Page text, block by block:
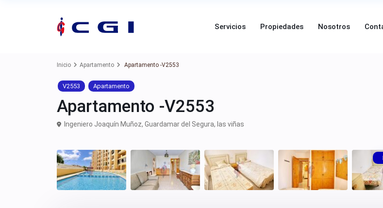
Servicios Propiedades Nosotros
Inicio Apartamento Apartamento -V2553
V2553 Apartamento
Apartamento -V2553
Ingeniero Joaquín Muñoz, Guardamar del Segura, las viñas